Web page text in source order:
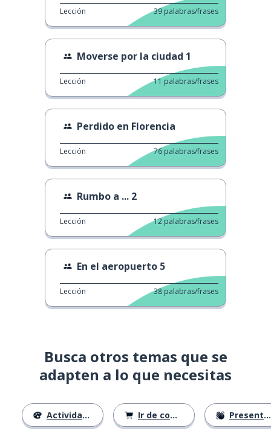
Lección 39 palabras/frases
Moverse por la ciudad 1
Lección 11 palabras/frases
Perdido en Florencia
Lección 76 palabras/frases
Rumbo a ... 2
Lección 12 palabras/frases
En el aeropuerto 5
Lección 38 palabras/frases
Busca otros temas que se
adapten a lo que necesitas
Actividades Ir de compras Presentándose